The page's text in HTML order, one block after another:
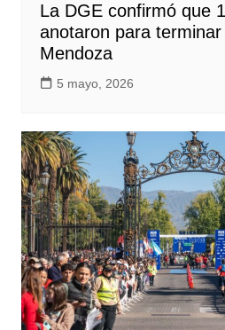
La DGE confirmó que
anotaron para
Mendoza
5 mayo, 2026